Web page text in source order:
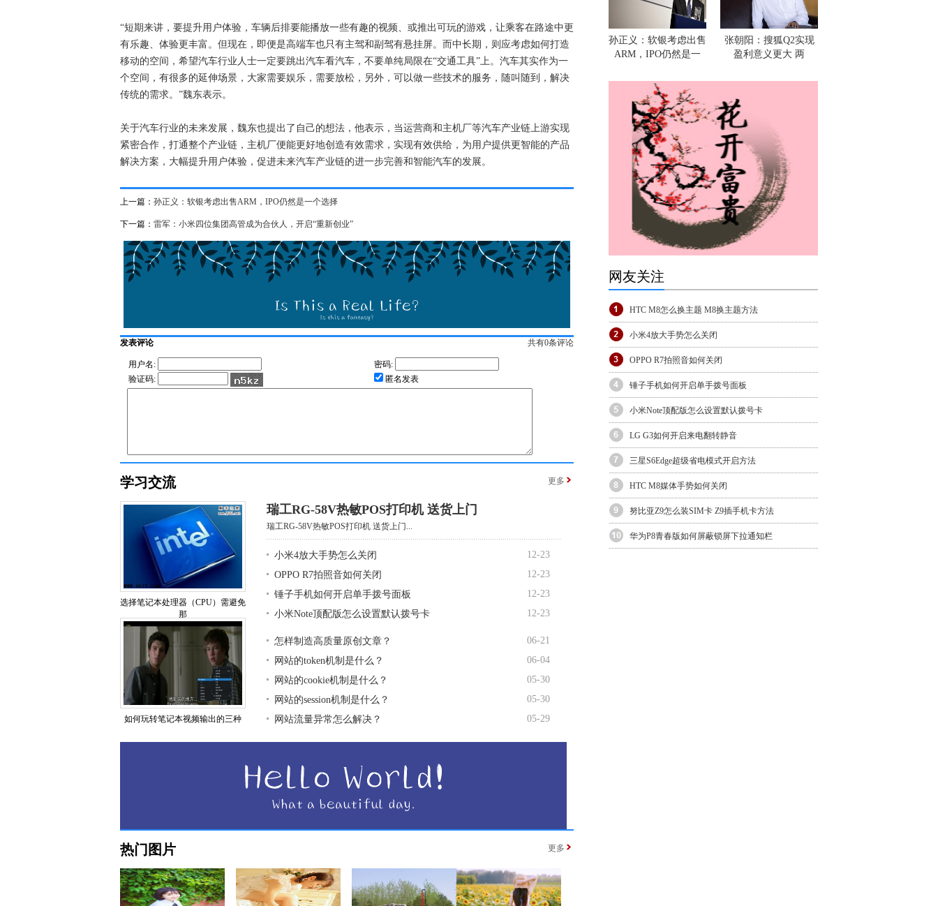
“短期来讲，要提升用户体验，车辆后排要能播放一些有趣的视频、或推出可玩的游戏，让乘客在路途中更
有乐趣、体验更丰富。但现在，即便是高端车也只有主驾和副驾有悬挂屏。而中长期，则应考虑如何打造
移动的空间，希望汽车行业人士一定要跳出汽车看汽车，不要单纯局限在“交通工具”上。汽车其实作为一
个空间，有很多的延伸场景，大家需要娱乐，需要放松，另外，可以做一些技术的服务，随叫随到，解决
传统的需求。”魏东表示。
关于汽车行业的未来发展，魏东也提出了自己的想法，他表示，当运营商和主机厂等汽车产业链上游实现
紧密合作，打通整个产业链，主机厂便能更好地创造有效需求，实现有效供给，为用户提供更智能的产品
解决方案，大幅提升用户体验，促进未来汽车产业链的进一步完善和智能汽车的发展。
上一篇： 孙正义：软银考虑出售ARM，IPO仍然是一个选择
下一篇： 雷军：小米四位集团高管成为合伙人，开启“重新创业”
发表评论 共有0条评论
用户名:
密码:
验证码:
匿名发表
学习交流 更多
选择笔记本处理器（CPU）需避免
那
如何玩转笔记本视频输出的三种
瑞工RG-58V热敏POS打印机 送货上门
瑞工RG-58V热敏POS打印机 送货上门...
小米4放大手势怎么关闭
12-23
OPPO R7拍照音如何关闭
12-23
锤子手机如何开启单手拨号面板
12-23
小米Note顶配版怎么设置默认拨号卡
12-23
怎样制造高质量原创文章？
06-21
网站的token机制是什么？
06-04
网站的cookie机制是什么？
05-30
网站的session机制是什么？
05-30
网站流量异常怎么解决？
05-29
热门图片 更多
孙正义：软银考虑出售
ARM，IPO仍然是一
张朝阳：搜狐Q2实现
盈利意义更大 两
网友关注
HTC M8怎么换主题 M8换主题方法
小米4放大手势怎么关闭
OPPO R7拍照音如何关闭
锤子手机如何开启单手拨号面板
小米Note顶配版怎么设置默认拨号卡
LG G3如何开启来电翻转静音
三星S6Edge超级省电模式开启方法
HTC M8媒体手势如何关闭
努比亚Z9怎么装SIM卡 Z9插手机卡方法
华为P8青春版如何屏蔽锁屏下拉通知栏